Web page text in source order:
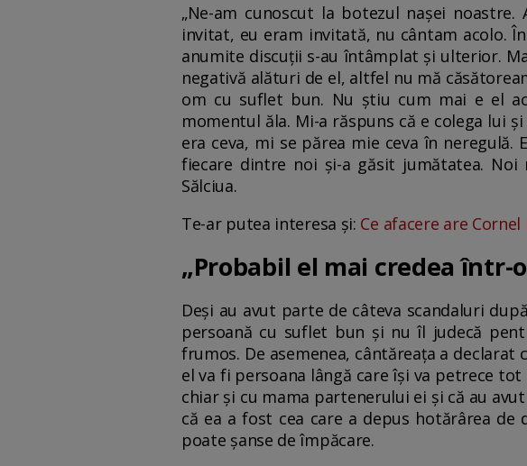
„Ne-am cunoscut la botezul nașei
invitat, eu eram invitată, nu cântam acolo.
anumite discuții s-au întâmplat și ulterior.
negativă alături de el, altfel nu mă
om cu suflet bun. Nu știu cum mai e el
momentul ăla. Mi-a răspuns că e colega lui
era ceva, mi se părea mie ceva în
fiecare dintre noi și-a găsit jumătatea. Noi
Sălciua.
Te-ar putea interesa și: Ce afacere are
„Probabil el mai credea într-
Deși au avut parte de câteva scandaluri
persoană cu suflet bun și nu îl judecă
frumos. De asemenea, cântăreața a
el va fi persoana lângă care își va petrece
chiar și cu mama partenerului ei și că au
că ea a fost cea care a depus hotărârea
poate șanse de împăcare.